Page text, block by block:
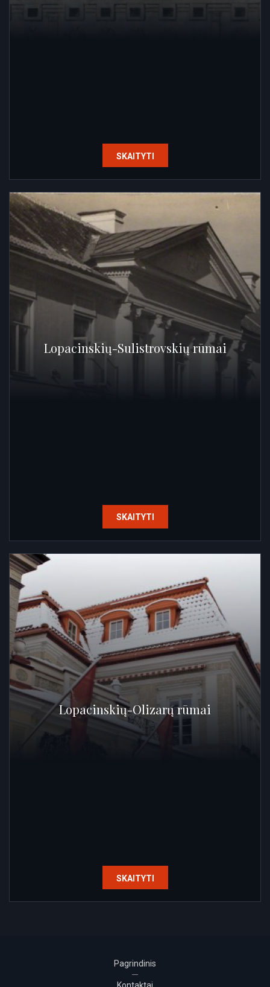
SKAITYTI
Lopacinskių-Sulistrovskių rūmai
SKAITYTI
Lopacinskių-Olizarų rūmai
SKAITYTI
Pagrindinis